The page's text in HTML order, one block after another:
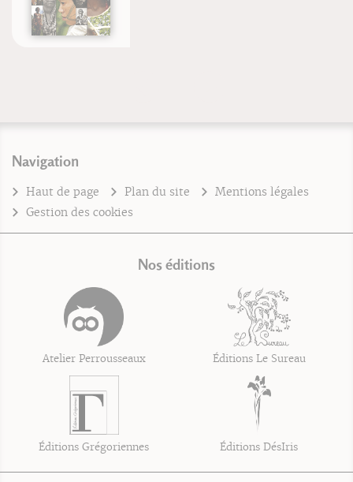
Navigation
Haut de page Plan du site
Mentions légales
Gestion des cookies
Nos éditions
Atelier Perrousseaux Éditions Le Sureau
Éditions Grégoriennes Éditions DésIris